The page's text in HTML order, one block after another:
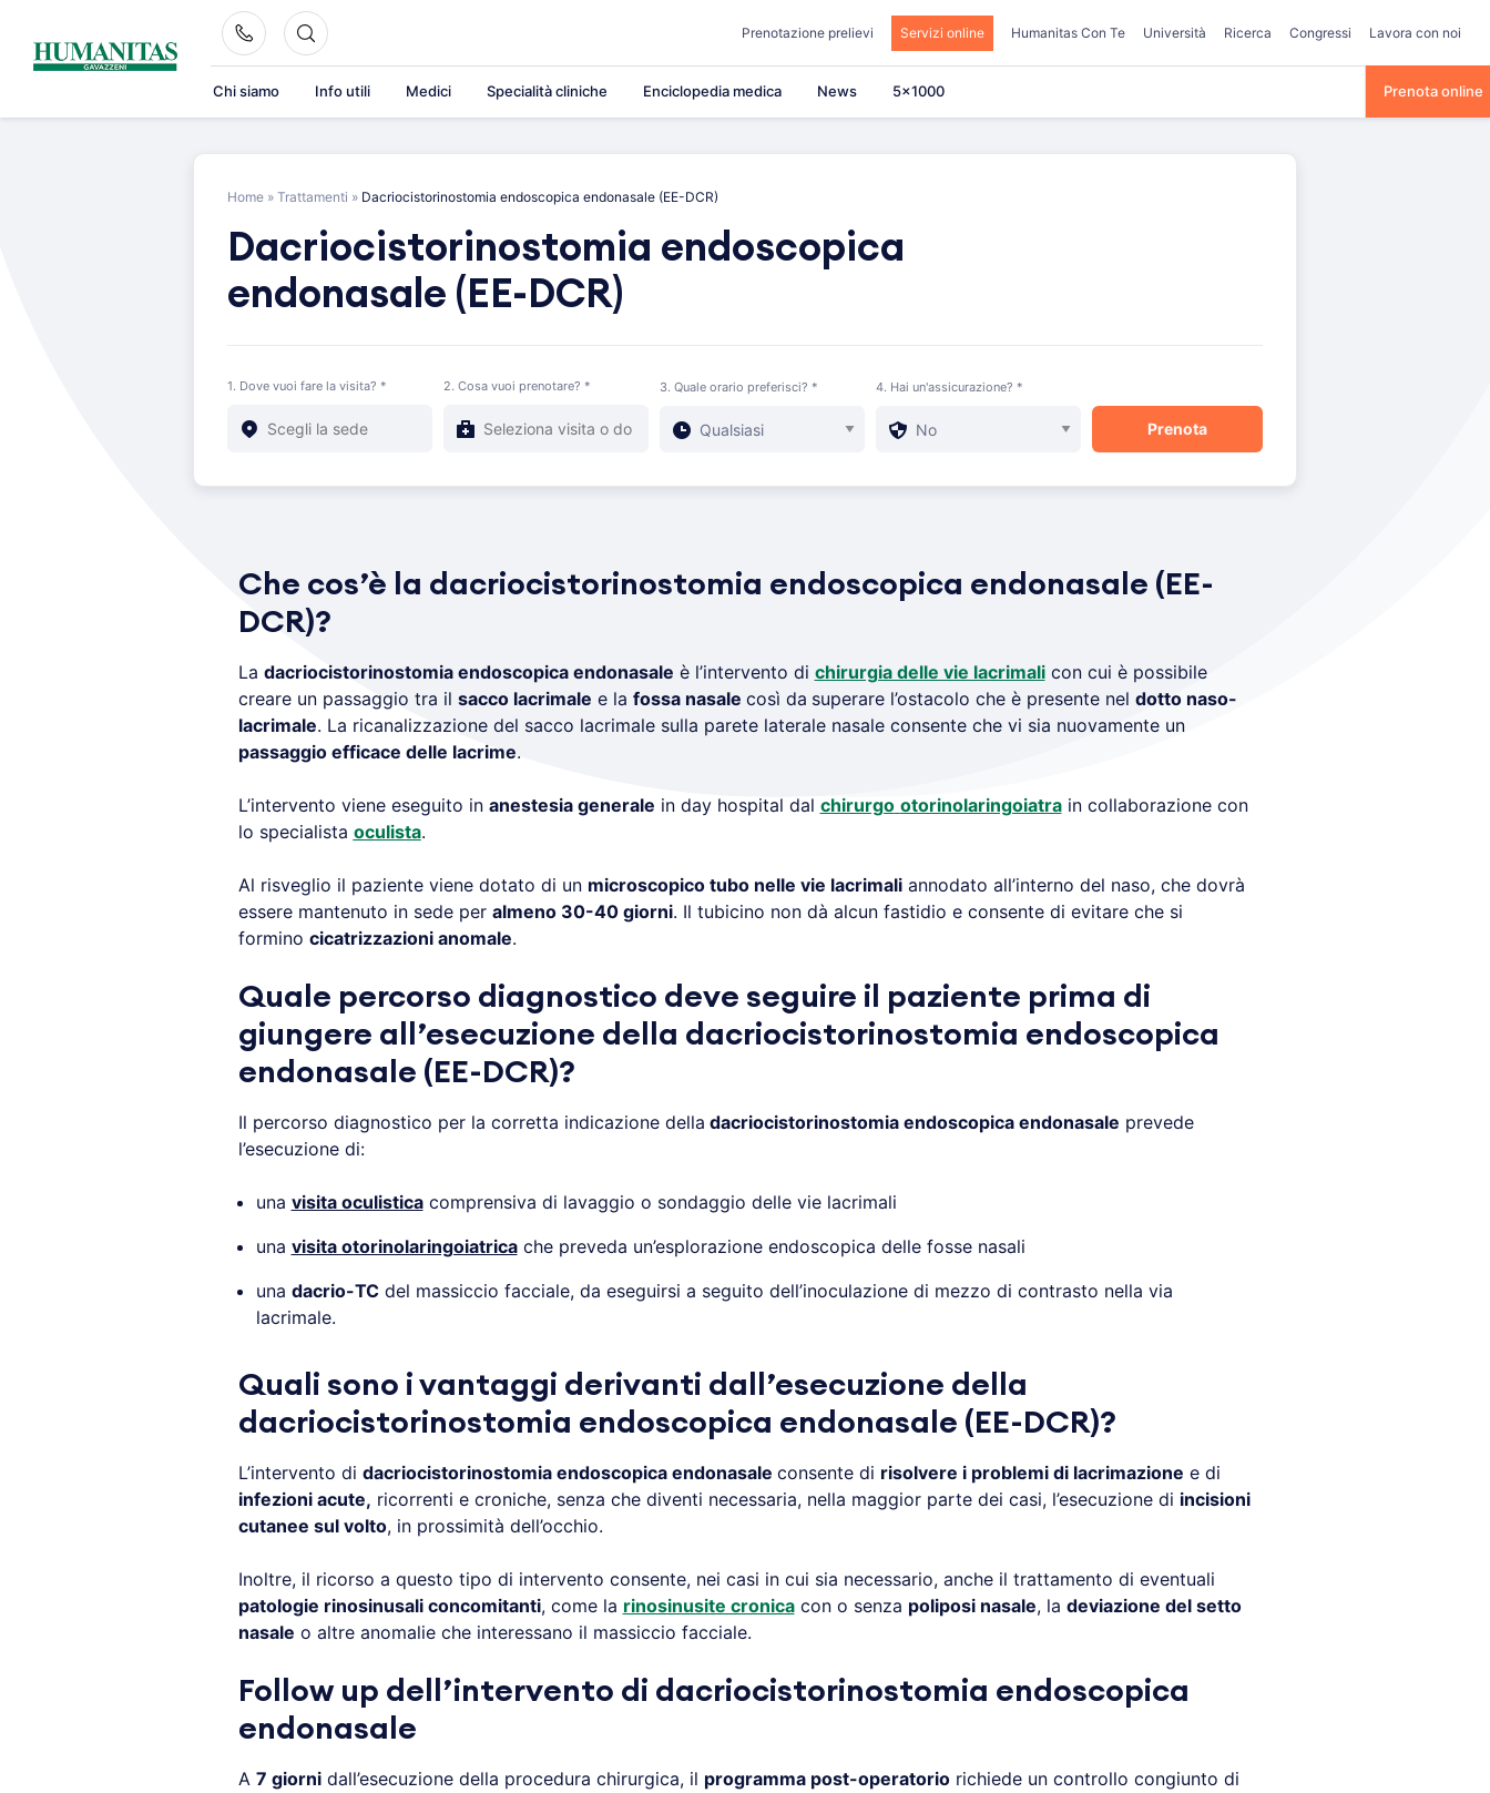
content
Prenotazione prelievi Servizi online Humanitas Con Te Università Ricerca Congressi Lavora con noi
Chi siamo Info utili Medici Specialità cliniche Enciclopedia medica News 5×1000 Prenota online
Home » Trattamenti » Dacriocistorinostomia endoscopica endonasale (EE-DCR)
Dacriocistorinostomia endoscopica
endonasale (EE-DCR)
1. Dove vuoi fare la visita? * 2. Cosa vuoi prenotare? * 3. Quale orario preferisci? * 4. Hai un'assicurazione? *
Che cos’è la dacriocistorinostomia endoscopica endonasale (EE-
DCR)?
La dacriocistorinostomia endoscopica endonasale è l’intervento di chirurgia delle vie lacrimalicon cui è possibile
creare un passaggio tra il sacco lacrimale e la fossa nasale così da superare l’ostacolo che è presente nel dotto naso-
lacrimale. La ricanalizzazione del sacco lacrimale sulla parete laterale nasale consente che vi sia nuovamente un
passaggio efficace delle lacrime.
L’intervento viene eseguito in anestesia generale in day hospital dal chirurgo otorinolaringoiatrain collaborazione con
lo specialista oculista.
Al risveglio il paziente viene dotato di un microscopico tubo nelle vie lacrimaliannodato all’interno del naso, che dovrà
essere mantenuto in sede per almeno 30-40 giorni. Il tubicino non dà alcun fastidio e consente di evitare che si
formino cicatrizzazioni anomale.
Quale percorso diagnostico deve seguire il paziente prima di
giungere all’esecuzione della dacriocistorinostomia endoscopica
endonasale (EE-DCR)?
Il percorso diagnostico per la corretta indicazione della dacriocistorinostomia endoscopica endonasale prevede
l’esecuzione di:
una visita oculisticacomprensiva di lavaggio o sondaggio delle vie lacrimali
una visita otorinolaringoiatricache preveda un’esplorazione endoscopica delle fosse nasali
una dacrio-TCdel massiccio facciale, da eseguirsi a seguito dell’inoculazione di mezzo di contrasto nella via
lacrimale.
Quali sono i vantaggi derivanti dall’esecuzione della
dacriocistorinostomia endoscopica endonasale (EE-DCR)?
L’intervento di dacriocistorinostomia endoscopica endonasale consente di risolvere i problemi di lacrimazione e di
infezioni acute, ricorrenti e croniche, senza che diventi necessaria, nella maggior parte dei casi, l’esecuzione di incisioni
cutanee sul volto, in prossimità dell’occhio.
Inoltre, il ricorso a questo tipo di intervento consente, nei casi in cui sia necessario, anche il trattamento di eventuali
patologie rinosinusali concomitanti, come la rinosinusite cronicacon o senza poliposi nasale, la deviazione del setto
nasale o altre anomalie che interessano il massiccio facciale.
Follow up dell’intervento di dacriocistorinostomia endoscopica
endonasale
A 7 giornidall’esecuzione della procedura chirurgica, il programma post-operatoriorichiede un controllo congiunto di